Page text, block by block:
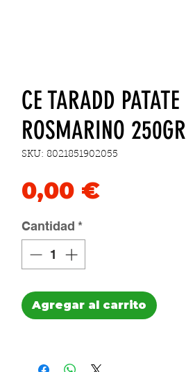
CE TARADD PATATE
ROSMARINO 250GR
SKU: 8021851902055
0,00 €Precio
Cantidad *
Agregar al carrito